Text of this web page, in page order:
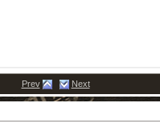
Prev Next